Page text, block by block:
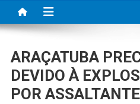
ARAÇATUBA
DEVIDO À
POR